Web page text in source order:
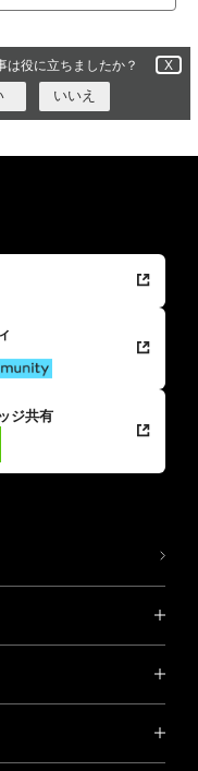
は役に立ちましたか？ X
いいえ
ジ共有